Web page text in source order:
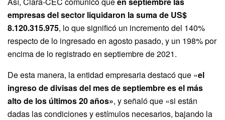
empresas del sector liquidaron la suma de US$
8.120.315.975, lo que significó un incremento del 140%
respecto de lo ingresado en agosto pasado, y un 198% por
encima de lo registrado en septiembre de 2021.
De esta manera, la entidad empresaria destacó que «el
ingreso de divisas del mes de septiembre es el más
alto de los últimos 20 años», y señaló que «si están
dadas las condiciones y estímulos necesarios, bajando la